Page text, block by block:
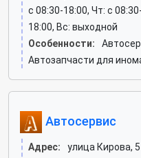
c 08:30-18:00, Чт: c
18:00, Вс: выходной
Особенности:
Автозапчасти для
Автосервис
Адрес:
улица Кирова, 5